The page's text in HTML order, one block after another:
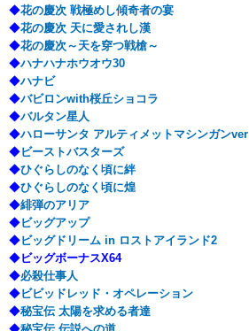
◆花の慶次 戦極めし傾奇者の宴
◆花の慶次 天に愛されし漢
◆花の慶次～天を穿つ戦槍～
◆ハナハナホウオウ30
◆ハナビ
◆バビロンwith桜丘ショコラ
◆バルタン星人
◆ハローサンタ アルティメットマシンガンver
◆ビーストバスターズ
◆ひぐらしのなく頃に絆
◆ひぐらしのなく頃に煌
◆緋弾のアリア
◆ビッグアップ
◆ビッグドリーム in ロストアイランド2
◆ビッグボーナスX64
◆必殺仕事人
◆ビビッドレッド・オペレーション
◆秘宝伝 太陽を求める者達